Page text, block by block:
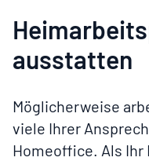
ausstatten
Möglicherweise
viele Ihrer
Homeoffice. Als